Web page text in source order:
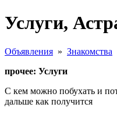
Услуги,
Объявления » Знакомства
прочее: Услуги
С кем можно побухать и
дальше как получится